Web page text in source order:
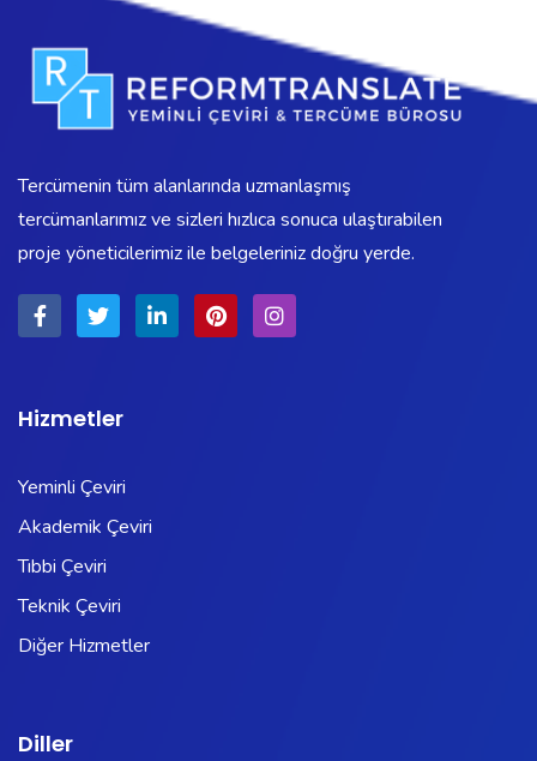
Tercümenin tüm alanlarında uzmanlaşmış
tercümanlarımız ve sizleri hızlıca sonuca ulaştırabilen
proje yöneticilerimiz ile belgeleriniz doğru yerde.
Hizmetler
Yeminli Çeviri
Akademik Çeviri
Tıbbi Çeviri
Teknik Çeviri
Diğer Hizmetler
Diller